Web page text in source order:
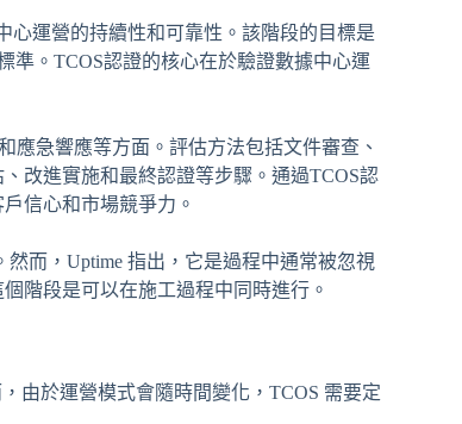
心運營的持續性和可靠性。該階段的目標是
準。TCOS認證的核心在於驗證數據中心運
應急響應等方面。評估方法包括文件審查、
改進實施和最終認證等步驟。通過TCOS認
信心和市場競爭力。
而，Uptime 指出，它是過程中通常被忽視
階段是可以在施工過程中同時進行。
由於運營模式會隨時間變化，TCOS 需要定